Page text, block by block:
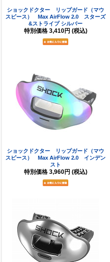
ショックドクター リップガード（マウ
スピース） Max AirFlow 2.0 スターズ
&ストライプ シルバー
特別価格 3,410円 (税込)
ショックドクター リップガード（マウ
スピース） Max AirFlow 2.0 インデン
スト
特別価格 3,960円 (税込)